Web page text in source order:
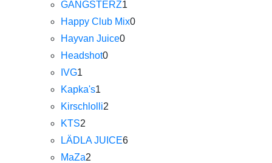
GANGSTERZ1
Happy Club Mix0
Hayvan Juice0
Headshot0
IVG1
Kapka's1
Kirschlolli2
KTS2
LÄDLA JUICE6
MaZa2